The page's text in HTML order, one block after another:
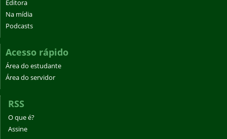
Editora
Na mídia
Podcasts
Acesso rápido
Área do estudante
Área do servidor
RSS
O que é?
Assine